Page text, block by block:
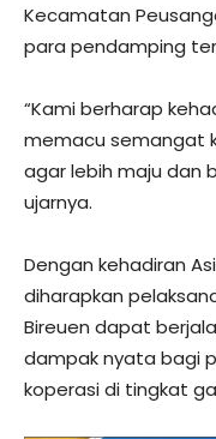
Kecamatan
para pendamping
“Kami berharap
memacu semangat
agar lebih maju dan
ujarnya.
Dengan kehadiran
diharapkan
Bireuen dapat
dampak nyata bagi
koperasi di tingkat